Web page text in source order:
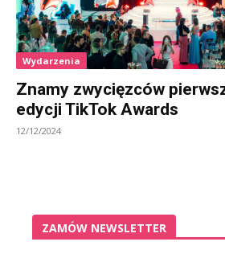
Wydarzenia
Znamy zwycięzców
edycji TikTok Awards
12/12/2024
ZAMÓW NEWSLETTER